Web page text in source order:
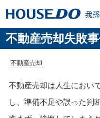
不動産売却失敗
不動産売却
不動産売却は人生におい
し、準備不足や誤った判